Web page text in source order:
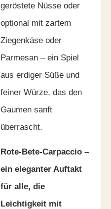
geröstete Nüsse oder
optional mit zartem
Ziegenkäse oder
Parmesan – ein Spiel
aus erdiger Süße und
feiner Würze, das den
Gaumen sanft
überrascht.
Rote-Bete-Carpaccio –
ein eleganter Auftakt
für alle, die
Leichtigkeit mit